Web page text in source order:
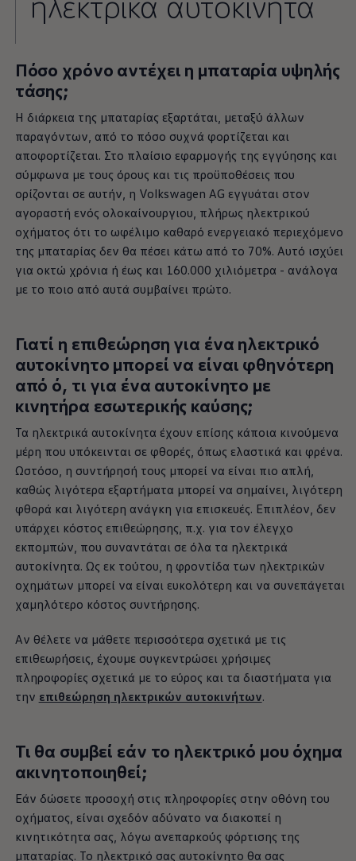
Πόσο χρόνο αντέχει η μπαταρία υψηλής
τάσης;
Η διάρκεια της μπαταρίας εξαρτάται, μεταξύ άλλων
παραγόντων, από το πόσο συχνά φορτίζεται και
αποφορτίζεται. Στο πλαίσιο εφαρμογής της εγγύησης και
σύμφωνα με τους όρους και τις προϋποθέσεις που
ορίζονται σε αυτήν, η Volkswagen AG εγγυάται στον
αγοραστή ενός ολοκαίνουργιου, πλήρως ηλεκτρικού
οχήματος ότι το ωφέλιμο καθαρό ενεργειακό περιεχόμενο
της μπαταρίας δεν θα πέσει κάτω από το 70%. Αυτό ισχύει
για οκτώ χρόνια ή έως και 160.000 χιλιόμετρα - ανάλογα
με το ποιο από αυτά συμβαίνει πρώτο.
Γιατί η επιθεώρηση για ένα ηλεκτρικό
αυτοκίνητο μπορεί να είναι φθηνότερη
από ό, τι για ένα αυτοκίνητο με
κινητήρα εσωτερικής καύσης;
Τα ηλεκτρικά αυτοκίνητα έχουν επίσης κάποια κινούμενα
μέρη που υπόκεινται σε φθορές, όπως ελαστικά και φρένα.
Ωστόσο, η συντήρησή τους μπορεί να είναι πιο απλή,
καθώς λιγότερα εξαρτήματα μπορεί να σημαίνει, λιγότερη
φθορά και λιγότερη ανάγκη για επισκευές. Επιπλέον, δεν
υπάρχει κόστος επιθεώρησης, π.χ. για τον έλεγχο
εκπομπών, που συναντάται σε όλα τα ηλεκτρικά
αυτοκίνητα. Ως εκ τούτου, η φροντίδα των ηλεκτρικών
οχημάτων μπορεί να είναι ευκολότερη και να συνεπάγεται
χαμηλότερο κόστος συντήρησης.
Αν θέλετε να μάθετε περισσότερα σχετικά με τις
επιθεωρήσεις, έχουμε συγκεντρώσει χρήσιμες
πληροφορίες σχετικά με το εύρος και τα διαστήματα για
την επιθεώρηση ηλεκτρικών αυτοκινήτων.
Τι θα συμβεί εάν το ηλεκτρικό μου όχημα
ακινητοποιηθεί;
Εάν δώσετε προσοχή στις πληροφορίες στην οθόνη του
οχήματος, είναι σχεδόν αδύνατο να διακοπεί η
κινητικότητα σας, λόγω ανεπαρκούς φόρτισης της
μπαταρίας. Το ηλεκτρικό σας αυτοκίνητο θα σας